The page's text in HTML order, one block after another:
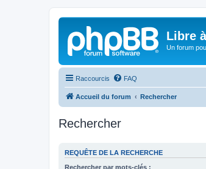
Libre
Un forum
Raccourcis FAQ
Accueil du forum Rechercher
Rechercher
REQUÊTE DE LA RECHERCHE
Rechercher par mots-clés :